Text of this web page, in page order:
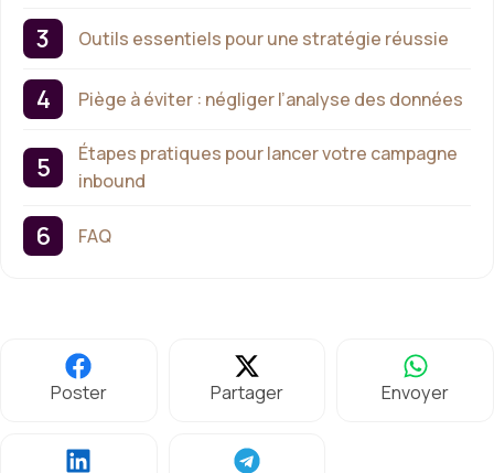
Outils essentiels pour une stratégie réussie
Piège à éviter : négliger l’analyse des données
Étapes pratiques pour lancer votre campagne
inbound
FAQ
Poster Partager Envoyer